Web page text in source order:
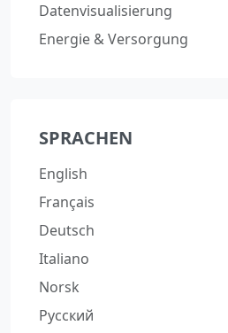
Datenvisualisierung
Energie & Versorgung
SPRACHEN
English
Français
Deutsch
Italiano
Norsk
Русский